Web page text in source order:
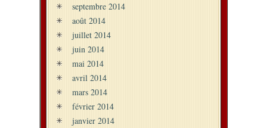
septembre 2014
août 2014
juillet 2014
juin 2014
mai 2014
avril 2014
mars 2014
février 2014
janvier 2014